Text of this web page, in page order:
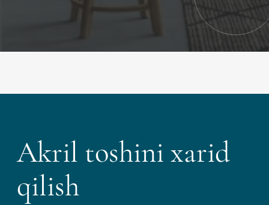
Akril toshini xarid
qilish